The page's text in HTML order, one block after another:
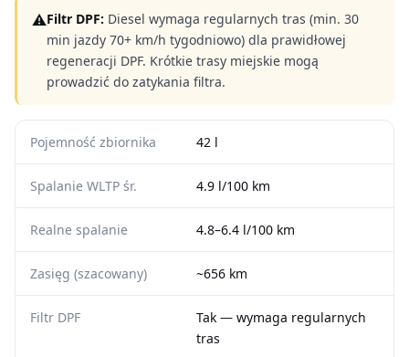
⚠Filtr DPF: Diesel wymaga regularnych tras (min. 30
min jazdy 70+ km/h tygodniowo) dla prawidłowej
regeneracji DPF. Krótkie trasy miejskie mogą
prowadzić do zatykania filtra.
Pojemność zbiornika 42 l
Spalanie WLTP śr. 4.9 l/100 km
Realne spalanie 4.8–6.4 l/100 km
Zasięg (szacowany) ~656 km
Filtr DPF
Tak — wymaga regularnych
tras